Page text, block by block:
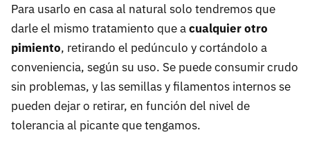
Para usarlo en casa al natural solo tendremos que
darle el mismo tratamiento que acualquier otro
pimiento, retirando el pedúnculo y cortándolo a
conveniencia, según su uso. Se puede consumir crudo
sin problemas, y las semillas y filamentos internos se
pueden dejar o retirar, en función del nivel de
tolerancia al picante que tengamos.